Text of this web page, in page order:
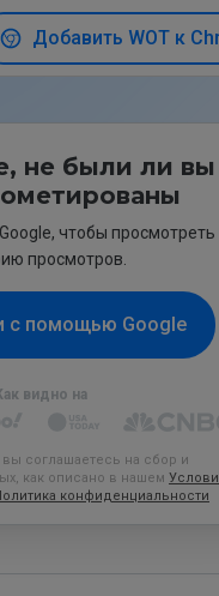
Добавить WOT к
не были ли вы
чтобы просмотреть
просмотров.
с помощью Google
видно на
соглашаетесь на сбор и
как описано в нашем
конфиденциальности